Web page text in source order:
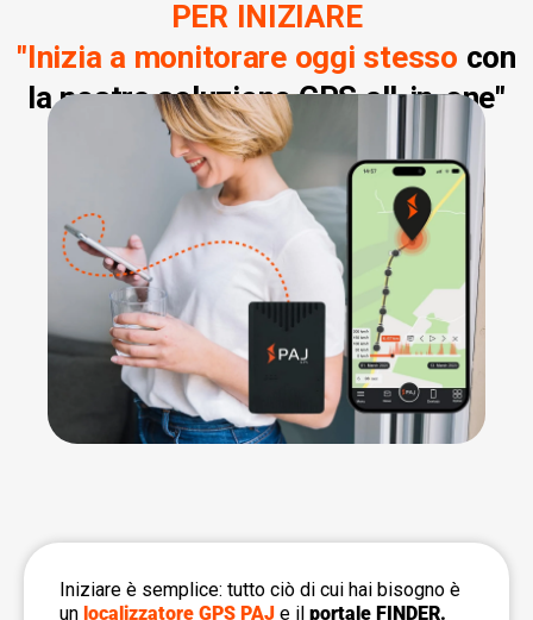
PER INIZIARE
"Inizia a monitorare oggi stesso con
la nostra soluzione GPS all-in-one"
Iniziare è semplice: tutto ciò di cui hai bisogno è
un localizzatore GPS PAJ e il portale FINDER.